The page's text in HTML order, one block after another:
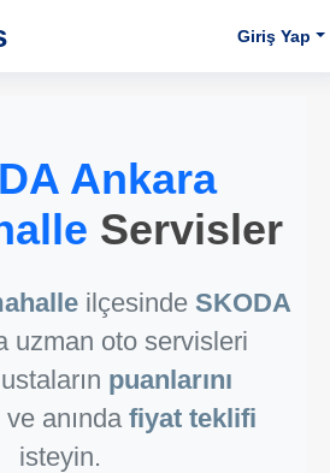
Giriş Yap
Ankara
Servisler
ilçesinde SKODA
uzman oto servisleri
puanlarını
ve anında fiyat teklifi
isteyin.